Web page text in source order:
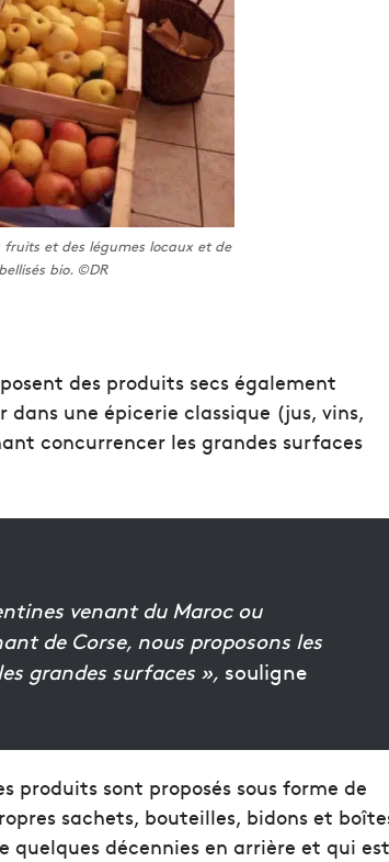
fruits et des légumes locaux et de
bio. ©DR
des produits secs également
une épicerie classique (jus, vins,
concurrencer les grandes surfaces
venant du Maroc ou
de Corse, nous proposons les
grandes surfaces », souligne
produits sont proposés sous forme de
sachets, bouteilles, bidons et
quelques décennies en arrière et qui est